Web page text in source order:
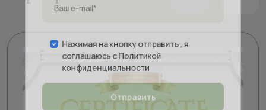
Нажимая на кнопку отправить , я
соглашаюсь сПолитикой
конфиденциальности